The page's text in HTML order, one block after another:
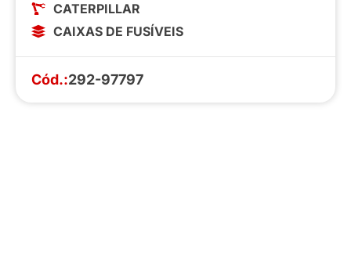
CATERPILLAR
CAIXAS DE FUSÍVEIS
Cód.:292-97797